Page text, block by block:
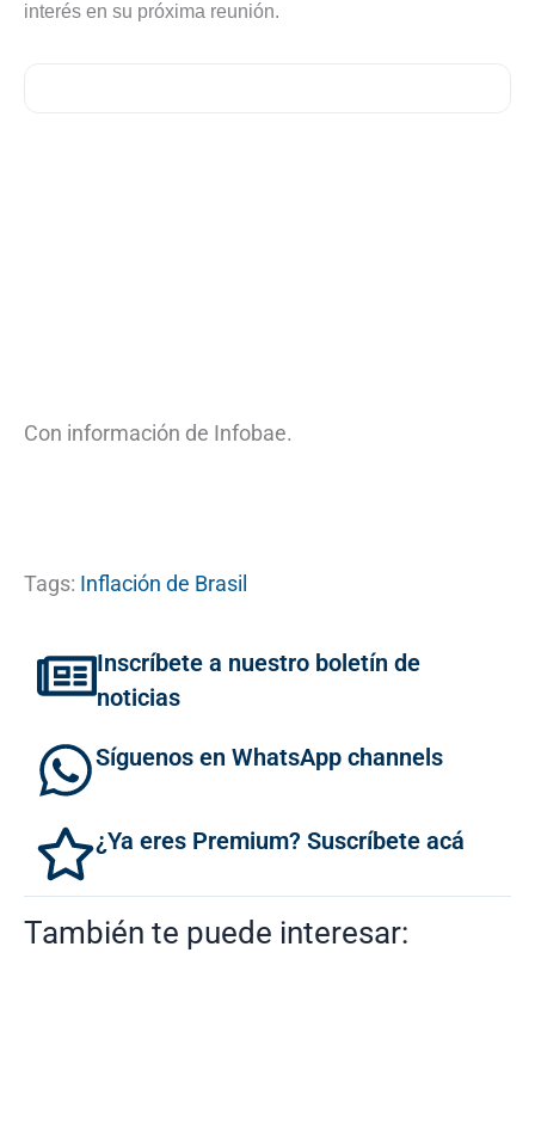
interés en su próxima reunión.
Con información de Infobae.
Tags: Inflación de Brasil
Inscríbete a nuestro boletín de
noticias
Síguenos en WhatsApp channels
¿Ya eres Premium? Suscríbete acá
También te puede interesar: